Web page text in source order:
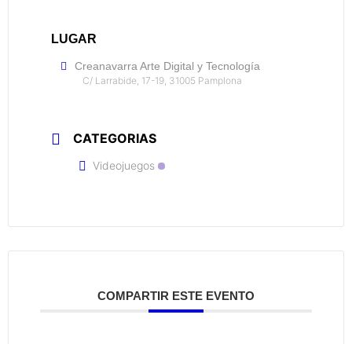
LUGAR
Creanavarra Arte Digital y Tecnología
C/ Larrabide, 17-19, 31005 Pamplona
CATEGORIAS
Videojuegos
COMPARTIR ESTE EVENTO